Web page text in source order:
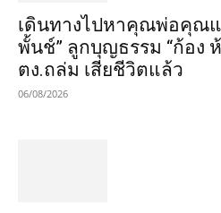
เดินทางไปหาคุณพ่อคุณแ
พั้นช์” ลูกบุญธรรม “ก้อง
ตง.ถล่ม เสียชีวิตแล้ว
06/08/2026